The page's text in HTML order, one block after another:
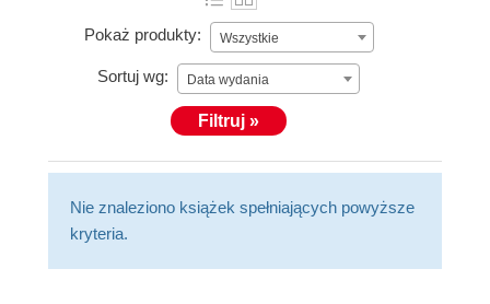
Pokaż produkty: Wszystkie
Sortuj wg: Data wydania
Filtruj »
Nie znaleziono książek spełniających powyższe
kryteria.